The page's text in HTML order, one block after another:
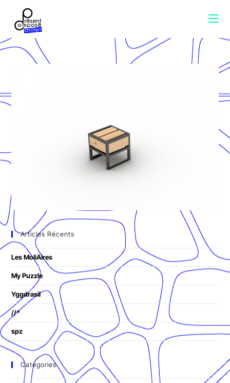
Articles Récents
Les MoliAires
My Puzzle
Yggdrasil
//*
spz
Catégories